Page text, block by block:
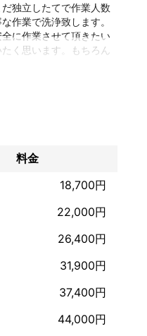
独立したてで作業人数
作業で洗浄致します。
に作業させて頂きたい
く思います。もちろん
写真を送信頂ければ、
しくお願いいたしま
スクリーニング会社で1
げ評価をいただいており
いております。
豊富です。
料金
18,700円
22,000円
26,400円
31,900円
37,400円
44,000円